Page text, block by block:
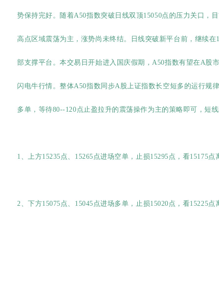
势保持完好。随着A50指数突破日线双顶15050点的压力关口，
高点区域震荡为主，涨势尚未终结。日线突破新平台前，继续
部支撑平台。本交易日开始进入国庆假期，A50指数有望在A股
闪电牛行情。整体A50指数同步A股上证指数长空短多的运行规
多单，等待80--120点止盈拉升的震荡操作为主的策略即可，短
1、上方15235点、15265点进场空单，止损15295点，看15175点
2、下方15075点、15045点进场多单，止损15020点，看15225点